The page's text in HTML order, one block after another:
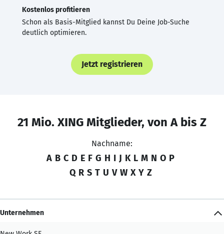
Kostenlos profitieren
Schon als Basis-Mitglied kannst Du Deine Job-Suche
deutlich optimieren.
Jetzt registrieren
21 Mio. XING Mitglieder, von A bis Z
Nachname:
A B C D E F G H I J K L M N O P
Q R S T U V W X Y Z
Unternehmen